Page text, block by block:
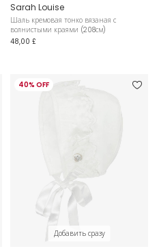
Sarah Louise
Шаль кремовая тонко вязаная с
волнистыми краями (208см)
48,00 £
40% OFF
Добавить сразу